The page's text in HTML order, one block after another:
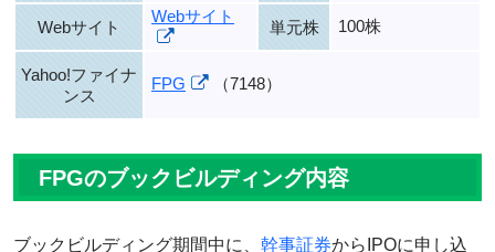
Webサイト
Webサイト
単元株 100株
Yahoo!ファイナ
ンス
FPG （7148）
FPGのブックビルディング内容
ブックビルディング期間中に、 幹事証券からIPOに申し込